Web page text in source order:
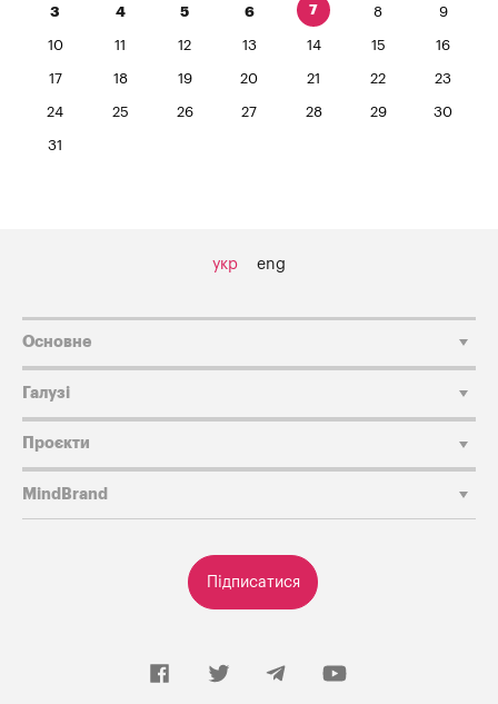
3 4 5 6 7 8 9
10 11 12 13 14 15 16
17 18 19 20 21 22 23
24 25 26 27 28 29 30
31
укр eng
Підписатися
Основне
Галузі
Проєкти
MindBrand